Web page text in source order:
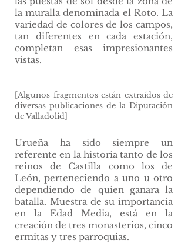
la muralla denominada el Roto. La
variedad de colores de los campos,
tan diferentes en cada estación,
completan esas impresionantes
vistas.
[Algunos fragmentos están extraídos de
diversas publicaciones de la Diputación
de Valladolid]
Urueña ha sido siempre un
referente en la historia tanto de los
reinos de Castilla como los de
León, perteneciendo a uno u otro
dependiendo de quien ganara la
batalla. Muestra de su importancia
en la Edad Media, está en la
creación de tres monasterios, cinco
ermitas y tres parroquias.